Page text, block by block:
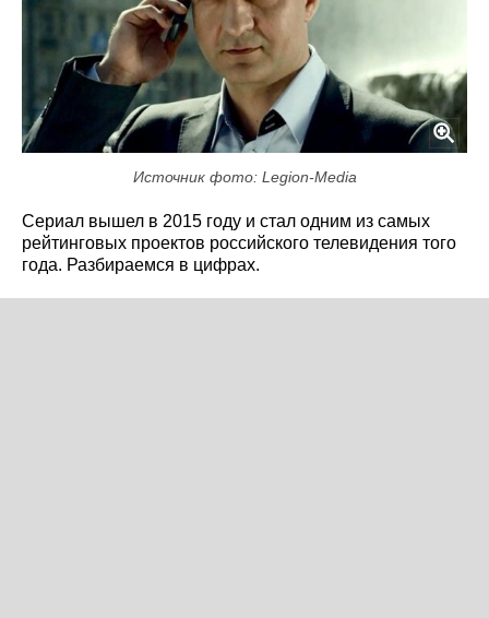
Источник фото: Legion-Media
Сериал вышел в 2015 году и стал одним из самых
рейтинговых проектов российского телевидения того
года. Разбираемся в цифрах.